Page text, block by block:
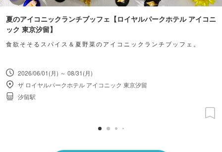
夏のアイコニックランチブッフェ【ロイヤルパークホテル アイコニ
ック 東京汐留】
食欲そそるスパイス＆夏野菜のアイコニックランチブッフェ。
2026/06/01(月) ～ 08/31(月)
ザ ロイヤルパークホテル アイコニック 東京汐留
汐留駅